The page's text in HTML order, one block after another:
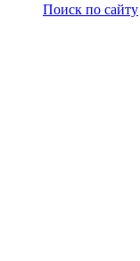
Поиск по сайту